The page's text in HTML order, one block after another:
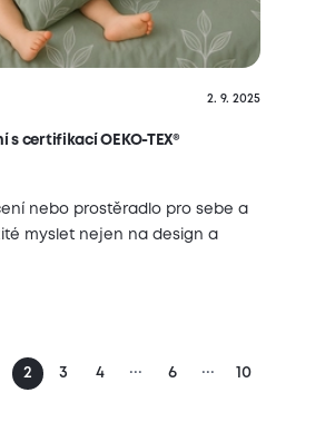
2. 9. 2025
s certifikací OEKO-TEX®
nebo prostěradlo pro sebe a
myslet nejen na design a
2 3 4 ... 6 ... 10